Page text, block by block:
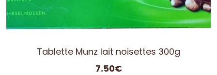
Tablette Munz lait noisettes 300g
7.50€